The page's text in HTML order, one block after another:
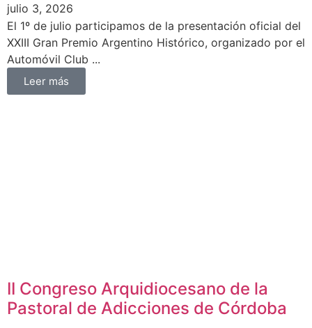
julio 3, 2026
El 1º de julio participamos de la presentación oficial del
XXIII Gran Premio Argentino Histórico, organizado por el
Automóvil Club ...
Leer más
II Congreso Arquidiocesano de la
Pastoral de Adicciones de Córdoba